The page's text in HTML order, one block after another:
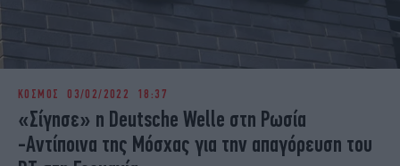
ΚΟΣΜΟΣ 03/02/2022 18:37
«Σίγησε» η Deutsche Welle στη Ρωσία
-Αντίποινα της Μόσχας για την απαγόρευση του